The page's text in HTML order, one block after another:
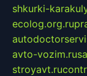
shkurki-
ecolog.org.ru
avto-vozim.ru
stroyavt.ru